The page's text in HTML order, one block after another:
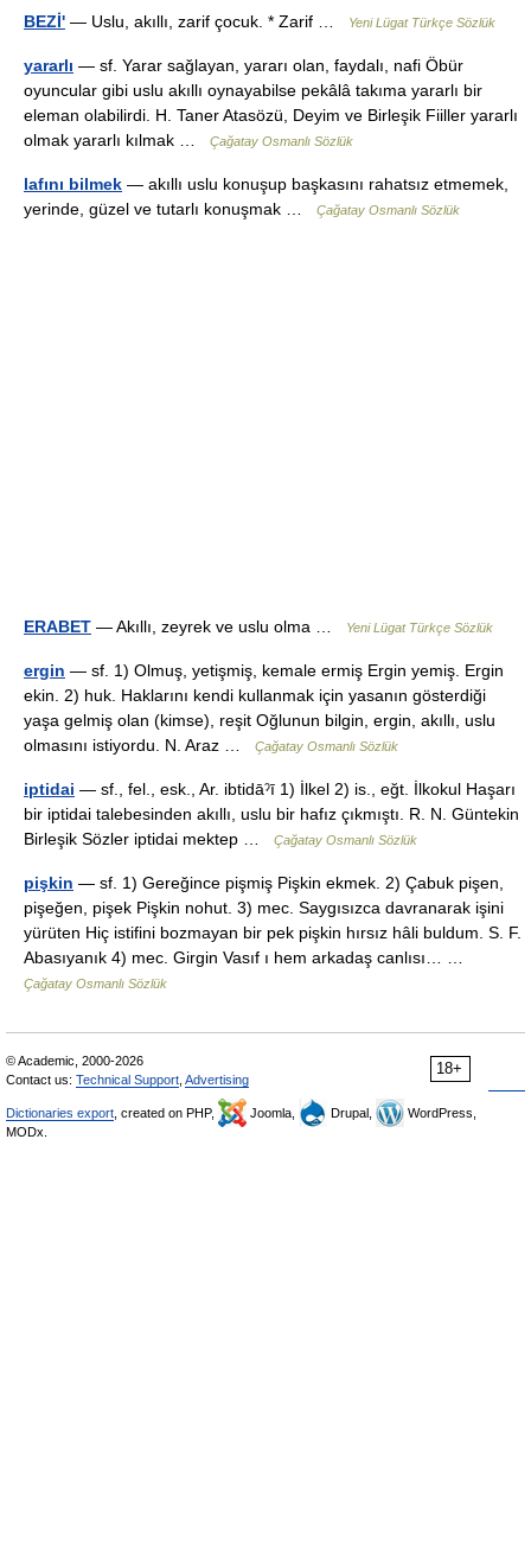
BEZİ' — Uslu, akıllı, zarif çocuk. * Zarif … Yeni Lügat Türkçe Sözlük
yararlı — sf. Yarar sağlayan, yararı olan, faydalı, nafi Öbür
oyuncular gibi uslu akıllı oynayabilse pekâlâ takıma yararlı bir
eleman olabilirdi. H. Taner Atasözü, Deyim ve Birleşik Fiiller yararlı
olmak yararlı kılmak …
Çağatay Osmanlı Sözlük
lafını bilmek — akıllı uslu konuşup başkasını rahatsız etmemek,
yerinde, güzel ve tutarlı konuşmak …
Çağatay Osmanlı Sözlük
ERABET — Akıllı, zeyrek ve uslu olma … Yeni Lügat Türkçe Sözlük
ergin — sf. 1) Olmuş, yetişmiş, kemale ermiş Ergin yemiş. Ergin
ekin. 2) huk. Haklarını kendi kullanmak için yasanın gösterdiği
yaşa gelmiş olan (kimse), reşit Oğlunun bilgin, ergin, akıllı, uslu
olmasını istiyordu. N. Araz …
Çağatay Osmanlı Sözlük
iptidai — sf., fel., esk., Ar. ibtidāˀī 1) İlkel 2) is., eğt. İlkokul Haşarı
bir iptidai talebesinden akıllı, uslu bir hafız çıkmıştı. R. N. Güntekin
Birleşik Sözler iptidai mektep …
Çağatay Osmanlı Sözlük
pişkin — sf. 1) Gereğince pişmiş Pişkin ekmek. 2) Çabuk pişen,
pişeğen, pişek Pişkin nohut. 3) mec. Saygısızca davranarak işini
yürüten Hiç istifini bozmayan bir pek pişkin hırsız hâli buldum. S. F.
Abasıyanık 4) mec. Girgin Vasıf ı hem arkadaş canlısı… …
Çağatay Osmanlı Sözlük
18+
© Academic, 2000-2026
Contact us: Technical Support Advertising
Dictionaries export , created on PHP, Joomla, Drupal,
WordPress,
MODx.